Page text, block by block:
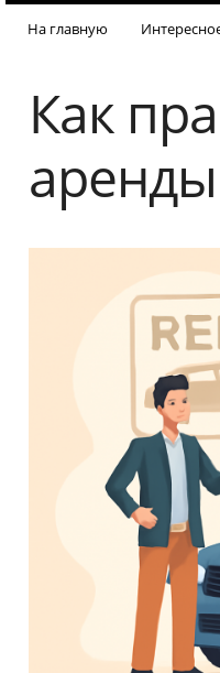
На главную
Как